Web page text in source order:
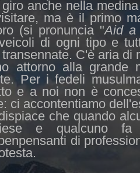
anche nella
ma è il primo
(si pronuncia "Aid a
di ogni tipo e
C'è aria di
attorno alla grande
Per i fedeli
e a noi non è
ci accontentiamo
che quando
e qualcuno fa
di